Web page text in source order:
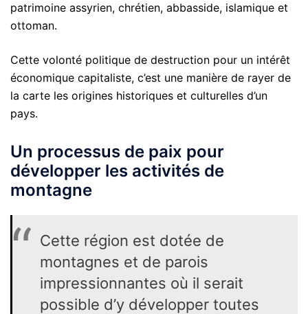
patrimoine assyrien, chrétien, abbasside, islamique et
ottoman.
Cette volonté politique de destruction pour un intérêt
économique capitaliste, c’est une manière de rayer de
la carte les origines historiques et culturelles d’un
pays.
Un processus de paix pour
développer les activités de
montagne
Cette région est dotée de
montagnes et de parois
impressionnantes où il serait
possible d’y développer toutes